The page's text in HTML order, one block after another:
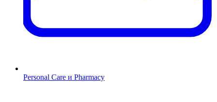
Personal Care и Pharmacy